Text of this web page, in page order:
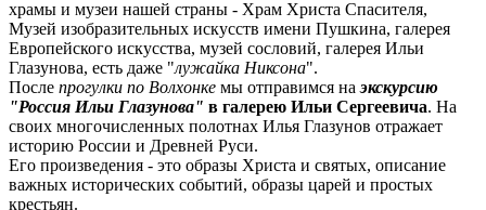
храмы и музеи нашей страны - Храм Христа Спасителя,
Музей изобразительных искусств имени Пушкина, галерея
Европейского искусства, музей сословий, галерея Ильи
Глазунова, есть даже "лужайка Никсона".
После прогулки по Волхонке мы отправимся наэкскурсию
"Россия Ильи Глазунова" в галерею Ильи Сергеевича. На
своих многочисленных полотнах Илья Глазунов отражает
историю России и Древней Руси.
Его произведения - это образы Христа и святых, описание
важных исторических событий, образы царей и простых
крестьян.